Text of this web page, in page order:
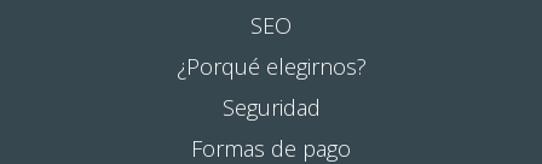
SEO
¿Porqué elegirnos?
Seguridad
Formas de pago